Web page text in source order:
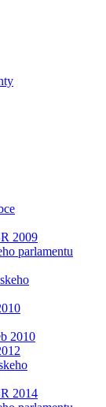
2009
parlamentu
2010
2014